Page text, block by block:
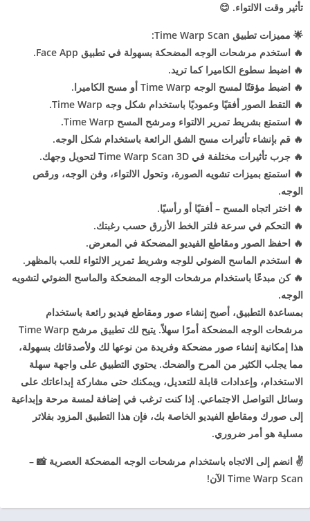
تأثير وقت الالتواء. 😊
🌟 مميزات تطبيق Time Warp Scan:
🔥 استخدم مرشحات الوجه المضحكة بسهولة في تطبيق Face App.
🔥 اضبط سطوع الكاميرا كما تريد.
🔥 اضبط مؤقتًا لمسح الوجه Time Warp أو مسح الكاميرا.
🔥 التقط الصور أفقيًا وعموديًا باستخدام شكل وجه Time Warp.
🔥 استمتع بشريط تمرير الالتواء ومرشح المسح Time Warp.
🔥 قم بإنشاء تأثيرات مسح الشق الرائعة باستخدام شكل الوجه.
🔥 جرب تأثيرات مختلفة في Time Warp Scan 3D لتحويل وجهك.
🔥 استمتع بميزات تشويه الصورة، وتحول الالتواء، وفن الوجه، ورقص
الوجه.
🔥 اختر اتجاه المسح – أفقيًا أو رأسيًا.
🔥 التحكم في سرعة فلتر الخط الأزرق حسب رغبتك.
🔥 احفظ الصور ومقاطع الفيديو المضحكة في المعرض.
🔥 استخدم الماسح الضوئي للوجه وشريط تمرير الالتواء للعب بالمظهر.
🔥 كن مبدعًا باستخدام مرشحات الوجه المضحكة والماسح الضوئي لتشويه
الوجه.
بمساعدة التطبيق، أصبح إنشاء صور ومقاطع فيديو رائعة باستخدام
مرشحات الوجه المضحكة أمرًا سهلاً. يتيح لك تطبيق مرشح Time Warp
هذا إمكانية إنشاء صور مضحكة وفريدة من نوعها لك ولأصدقائك بسهولة،
مما يجلب الكثير من المرح والضحك. يحتوي التطبيق على واجهة سهلة
الاستخدام، وإعدادات قابلة للتعديل، ويمكنك حتى مشاركة إبداعاتك على
وسائل التواصل الاجتماعي. إذا كنت ترغب في إضافة لمسة مرحة وإبداعية
إلى صورك ومقاطع الفيديو الخاصة بك، فإن هذا التطبيق المزود بفلاتر
مسلية هو أمر ضروري.
✌️ انضم إلى الاتجاه باستخدام مرشحات الوجه المضحكة العصرية 📸 –
Time Warp Scan الآن!